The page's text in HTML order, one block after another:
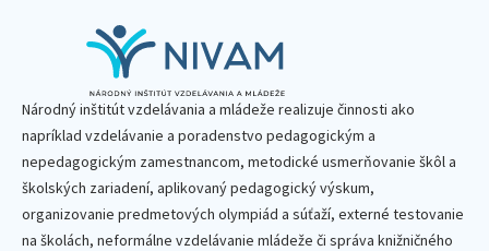
Národný inštitút vzdelávania a mládeže realizuje činnosti ako
napríklad vzdelávanie a poradenstvo pedagogickým a
nepedagogickým zamestnancom, metodické usmerňovanie škôl a
školských zariadení, aplikovaný pedagogický výskum,
organizovanie predmetových olympiád a súťaží, externé testovanie
na školách, neformálne vzdelávanie mládeže či správa knižničného